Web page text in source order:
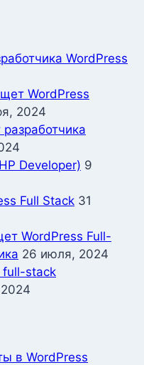
WordPress
WordPress
2024
Developer) 9
Full Stack 31
WordPress Full-
26 июля, 2024
full-stack
в WordPress